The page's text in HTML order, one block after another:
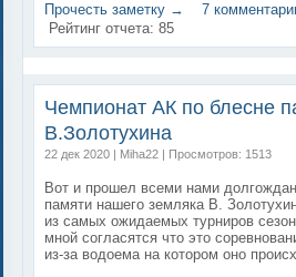
Прочесть заметку →
7
Рейтинг отчета:85
Чемпионат АК по блесне
В.Золотухина
22 дек 2020 | Miha22 | Просмотров: 1513
Вот и прошел всеми нами
памяти нашего земляка В.
из самых ожидаемых турниров
мной согласятся что это
из-за водоема на котором оно